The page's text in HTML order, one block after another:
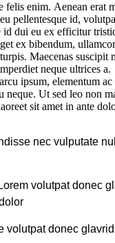
felis enim. Aenean erat
pellentesque id,
id dui eu ex efficitur
ex bibendum,
Maecenas suscipit
neque ultrices a.
ipsum, elementum
neque. Ut sed leo non
sit amet in ante
nec vulputate
volutpat donec
volutpat donec